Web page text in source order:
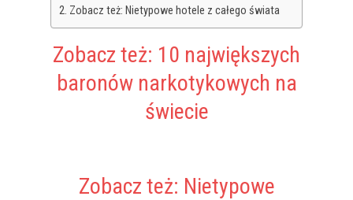
Zobacz też: Nietypowe hotele z całego świata
Zobacz też: 10 największych
baronów narkotykowych na
świecie
Zobacz też: Nietypowe